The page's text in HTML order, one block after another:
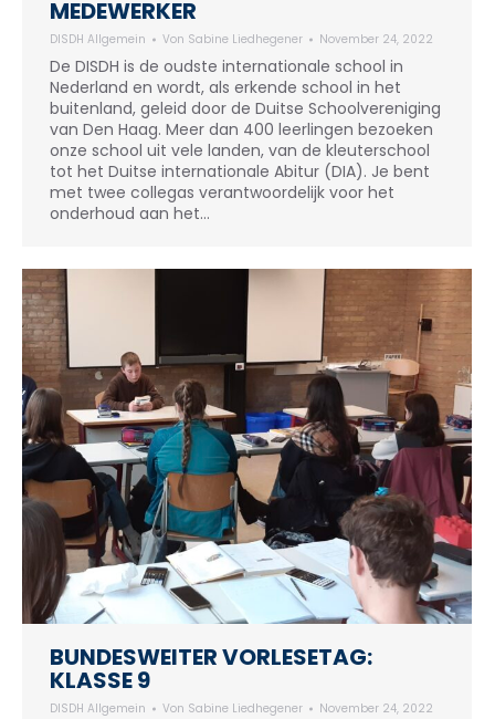
MEDEWERKER
DISDH Allgemein Von Sabine Liedhegener November 24, 2022
De DISDH is de oudste internationale school in
Nederland en wordt, als erkende school in het
buitenland, geleid door de Duitse Schoolvereniging
van Den Haag. Meer dan 400 leerlingen bezoeken
onze school uit vele landen, van de kleuterschool
tot het Duitse internationale Abitur (DIA). Je bent
met twee collegas verantwoordelijk voor het
onderhoud aan het…
BUNDESWEITER VORLESETAG:
KLASSE 9
DISDH Allgemein Von Sabine Liedhegener November 24, 2022